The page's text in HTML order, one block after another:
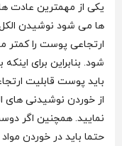
یکی از مهمترین عادت
ها می شود نوشیدن
ارتجاعی پوست را
شود. بنابراین برای
باید پوست قابلیت
از خوردن نوشیدنی های
نمایید. همچنین اگر
حتما باید در خوردن